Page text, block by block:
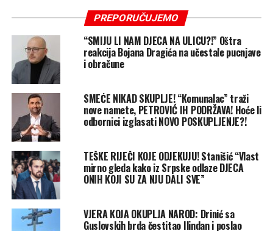
PREPORUČUJEMO
“SMIJU LI NAM DJECA NA ULICU?!” Oštra
reakcija Bojana Dragića na učestale pucnjave
i obračune
SMEĆE NIKAD SKUPLJE! “Komunalac” traži
nove namete, PETROVIĆ IH PODRŽAVA! Hoće li
odbornici izglasati NOVO POSKUPLJENJE?!
TEŠKE RIJEČI KOJE ODJEKUJU! Stanišić “Vlast
mirno gleda kako iz Srpske odlaze DJECA
ONIH KOJI SU ZA NJU DALI SVE”
VJERA KOJA OKUPLJA NAROD: Drinić sa
Guslovskih brda čestitao Ilindan i poslao